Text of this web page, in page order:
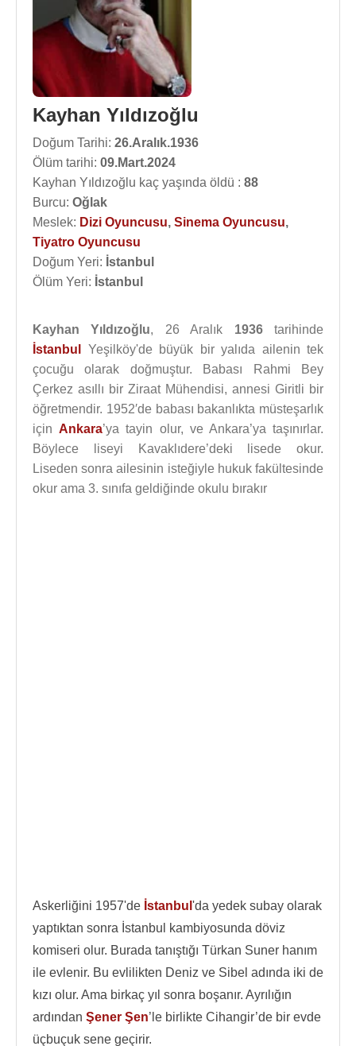
Kayhan Yıldızoğlu
Doğum Tarihi: 26.Aralık.1936
Ölüm tarihi: 09.Mart.2024
Kayhan Yıldızoğlu kaç yaşında öldü : 88
Burcu: Oğlak
Meslek: Dizi Oyuncusu, Sinema Oyuncusu,
Tiyatro Oyuncusu
Doğum Yeri: İstanbul
Ölüm Yeri: İstanbul
Kayhan Yıldızoğlu, 26 Aralık 1936tarihinde
İstanbul
Yeşilköy'de büyük bir yalıda ailenin tek
çocuğu olarak doğmuştur. Babası Rahmi Bey
Çerkez asıllı bir Ziraat Mühendisi, annesi Giritli bir
öğretmendir. 1952′de babası bakanlıkta müsteşarlık
içinAnkara’ya tayin olur, ve Ankara’ya taşınırlar.
Böylece liseyi Kavaklıdere’deki lisede okur.
Liseden sonra ailesinin isteğiyle hukuk fakültesinde
okur ama 3. sınıfa geldiğinde okulu bırakır
Askerliğini 1957'de İstanbul 'da yedek subay olarak
yaptıktan sonra İstanbul kambiyosunda döviz
komiseri olur. Burada tanıştığı Türkan Suner hanım
ile evlenir. Bu evlilikten Deniz ve Sibel adında iki de
kızı olur. Ama birkaç yıl sonra boşanır. Ayrılığın
ardından Şener Şen’le birlikte Cihangir’de bir evde
üçbuçuk sene geçirir.